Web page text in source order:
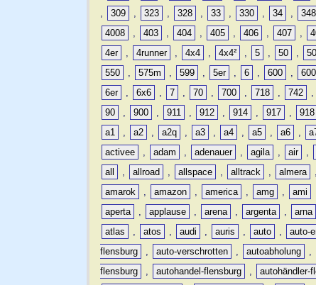
,
309 , 323 , 328 , 33 , 330 , 34 , 348
4008
, 403 , 404 , 405 , 406 , 407 ,
4er
, 4runner , 4x4 , 4x4² , 5 , 50 ,
550
, 575m , 599 , 5er , 6 , 600 ,
6er
, 6x6 , 7 , 70 , 700 , 718 , 742 ,
90
, 900 , 911 , 912 , 914 , 917 , 918
a1
, a2 , a2q , a3 , a4 , a5 , a6 ,
activee
, adam , adenauer , agila , air ,
all
, allroad , allspace , alltrack , almera ,
amarok
, amazon , america , amg , ami
aperta
, applause , arena , argenta , arna
atlas
, atos , audi , auris , auto , auto-
flensburg
, auto-verschrotten , autoabholung ,
flensburg
, autohandel-flensburg , autohändler-